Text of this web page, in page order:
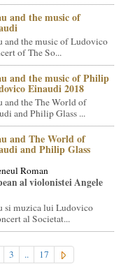
and the music of
and the music of Ludovico
of The So...
and the music of Philip
Einaudi 2018
and the The World of
and Philip Glass ...
and The World of
and Philip Glass
Roman
al violonistei Angele
si muzica lui Ludovico
al Societat...
3 .. 17